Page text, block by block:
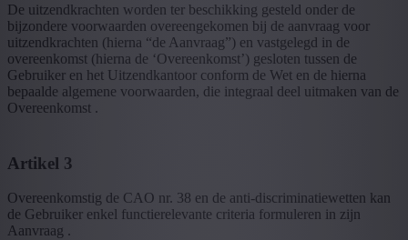
De uitzendkrachten worden ter beschikking gesteld onder de
bijzondere voorwaarden overeengekomen bij de aanvraag voor
uitzendkrachten (hierna “de Aanvraag”) en vastgelegd in de
overeenkomst (hierna de ‘Overeenkomst’) gesloten tussen de
Gebruiker en het Uitzendkantoor conform de Wet en de hierna
bepaalde algemene voorwaarden, die integraal deel uitmaken van de
Overeenkomst .
Artikel 3
Overeenkomstig de CAO nr. 38 en de anti-discriminatiewetten kan
de Gebruiker enkel functierelevante criteria formuleren in zijn
Aanvraag .